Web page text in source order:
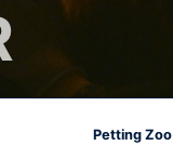
Petting Zoo